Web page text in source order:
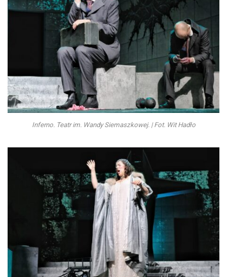
Inferno. Teatr im. Wandy Siemaszkowej. | Fot. Wit Hadło